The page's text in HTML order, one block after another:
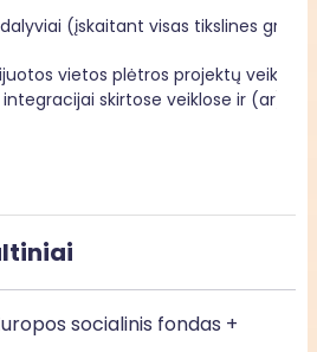
vietos plėtros projektų veiklų
skirtose veiklose ir (ar)
socialinis fondas +